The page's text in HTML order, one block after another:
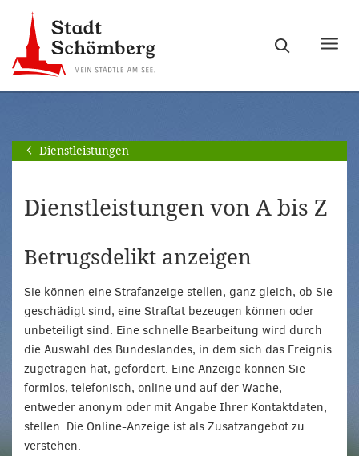
Hauptnavigation
springen
[Alt]+
Seiteninhalt
springen
[Alt]+
Dienstleistungen
Dienstleistungen von A bis Z
Betrugsdelikt anzeigen
Sie können eine Strafanzeige stellen, ganz gleich, ob Sie
geschädigt sind, eine Straftat bezeugen können oder
unbeteiligt sind. Eine schnelle Bearbeitung wird durch
die Auswahl des Bundeslandes, in dem sich das Ereignis
zugetragen hat, gefördert. Eine Anzeige können Sie
formlos, telefonisch, online und auf der Wache,
entweder anonym oder mit Angabe Ihrer Kontaktdaten,
stellen. Die Online-Anzeige ist als Zusatzangebot zu
verstehen.